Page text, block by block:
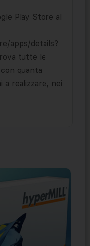
Play Store al
apps/details?
tutte le
quanta
a realizzare, nei